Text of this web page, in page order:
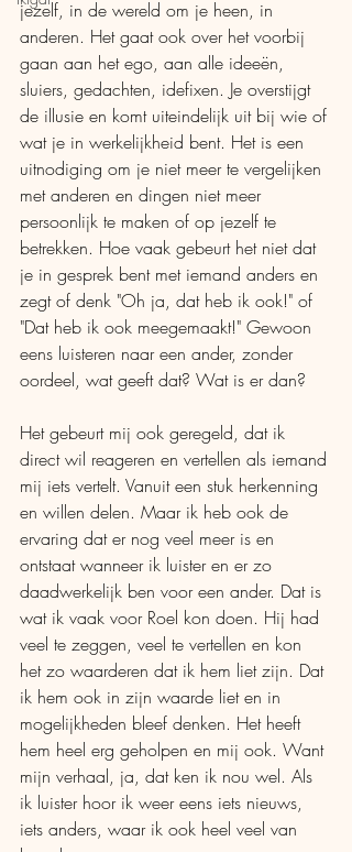
jezelf, in de wereld om je heen, in
anderen. Het gaat ook over het voorbij
gaan aan het ego, aan alle ideeën,
sluiers, gedachten, idefixen. Je overstijgt
de illusie en komt uiteindelijk uit bij wie of
wat je in werkelijkheid bent. Het is een
uitnodiging om je niet meer te vergelijken
met anderen en dingen niet meer
persoonlijk te maken of op jezelf te
betrekken. Hoe vaak gebeurt het niet dat
je in gesprek bent met iemand anders en
zegt of denk "Oh ja, dat heb ik ook!" of
"Dat heb ik ook meegemaakt!" Gewoon
eens luisteren naar een ander, zonder
oordeel, wat geeft dat? Wat is er dan?
Het gebeurt mij ook geregeld, dat ik
direct wil reageren en vertellen als iemand
mij iets vertelt. Vanuit een stuk herkenning
en willen delen. Maar ik heb ook de
ervaring dat er nog veel meer is en
ontstaat wanneer ik luister en er zo
daadwerkelijk ben voor een ander. Dat is
wat ik vaak voor Roel kon doen. Hij had
veel te zeggen, veel te vertellen en kon
het zo waarderen dat ik hem liet zijn. Dat
ik hem ook in zijn waarde liet en in
mogelijkheden bleef denken. Het heeft
hem heel erg geholpen en mij ook. Want
mijn verhaal, ja, dat ken ik nou wel. Als
ik luister hoor ik weer eens iets nieuws,
iets anders, waar ik ook heel veel van